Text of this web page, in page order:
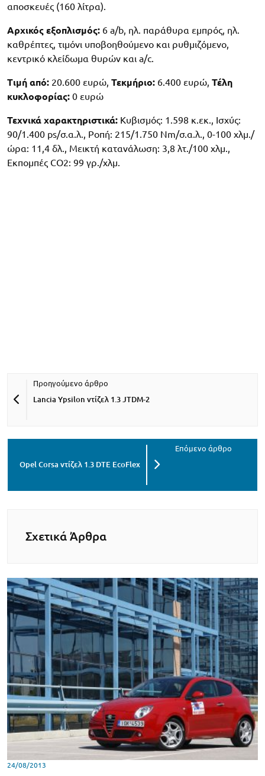
αποσκευές (160 λίτρα).
Αρχικός εξοπλισμός: 6 a/b, ηλ. παράθυρα εμπρός, ηλ.
καθρέπτες, τιμόνι υποβοηθούμενο και ρυθμιζόμενο,
κεντρικό κλείδωμα θυρών και a/c.
Τιμή από: 20.600 ευρώ, Τεκμήριο: 6.400 ευρώ, Τέλη
κυκλοφορίας: 0 ευρώ
Τεχνικά χαρακτηριστικά: Κυβισμός: 1.598 κ.εκ., Ισχύς:
90/1.400 ps/σ.α.λ., Ροπή: 215/1.750 Nm/σ.α.λ., 0-100 χλμ./
ώρα: 11,4 δλ., Μεικτή κατανάλωση: 3,8 λτ./100 χλμ.,
Εκπομπές CO2: 99 γρ./χλμ.
Lancia Ypsilon ντίζελ 1.3 JTDM-2
Opel Corsa ντίζελ 1.3 DTE EcoFlex
Σχετικά Άρθρα
24/08/2013